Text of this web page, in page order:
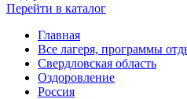
Перейти в каталог
Главная
Все лагеря, программы
Свердловская область
Оздоровление
Россия